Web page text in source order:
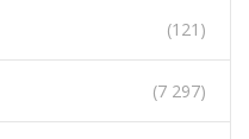
(121)
(7 297)